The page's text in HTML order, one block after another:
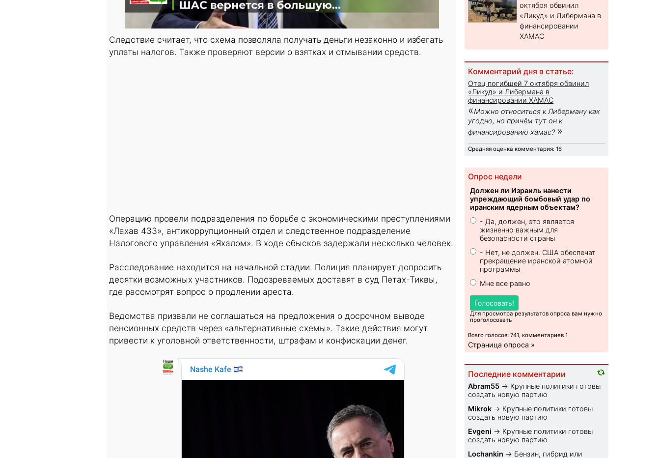
Следствие считает, что схема позволяла получать деньги незаконно и избегать
уплаты налогов. Также проверяют версии о взятках и отмывании средств.
Операцию провели подразделения по борьбе с экономическими преступлениями
«Лахав 433», антикоррупционный отдел и следственное подразделение
Налогового управления «Яхалом». В ходе обысков задержали несколько человек.
Расследование находится на начальной стадии. Полиция планирует допросить
десятки возможных участников. Подозреваемых доставят в суд Петах-Тиквы,
где рассмотрят вопрос о продлении ареста.
Ведомства призвали не соглашаться на предложения о досрочном выводе
пенсионных средств через «альтернативные схемы». Такие действия могут
привести к уголовной ответственности, штрафам и конфискации денег.
октября обвинил
«Ликуд» и Либермана в
финансировании
ХАМАС
Комментарий дня в статье:
Отец погибшей 7 октября обвинил
«Ликуд» и Либермана в
финансировании ХАМАС
«Можно относиться к Либерману как
угодно, но причём тут он к
финансированию хамас? »
Средняя оценка комментария: 16
Опрос недели
Должен ли Израиль нанести
упреждающий бомбовый удар по
иранским ядерным объектам?
- Да, должен, это является
жизненно важным для
безопасности страны
- Нет, не должен. США обеспечат
прекращение иранской атомной
программы
Мне все равно
Голосовать!
Для просмотра результатов опроса вам нужно
проголосовать
Всего голосов: 741, комментариев 1
Страница опроса »
Последние комментарии
Abram55 → Крупные политики готовы
создать новую партию
Mikrok → Крупные политики готовы
создать новую партию
Evgeni → Крупные политики готовы
создать новую партию
Lochankin → Бензин, гибрид или